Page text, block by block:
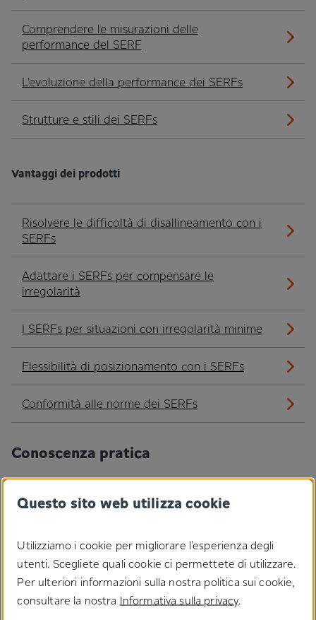
Comprendere le misurazioni delle
performance del SERF
L'evoluzione della performance dei SERFs
Strutture e stili dei SERFs
Vantaggi dei prodotti
Risolvere le difficoltà di disallineamento con i
SERFs
Adattare i SERFs per compensare le
irregolarità
I SERFs per situazioni con irregolarità minime
Flessibilità di posizionamento con i SERFs
Conformità alle norme dei SERFs
Conoscenza pratica
L’uso dei SERFs in ambienti umidi
I SERFs sono idonei per gli ambienti freddi?
Questo sito web utilizza cookie
Utilizziamo i cookie per migliorare l'esperienza degli
utenti. Scegliete quali cookie ci permettete di utilizzare.
Per ulteriori informazioni sulla nostra politica sui cookie,
consultare la nostra Informativa sulla privacy.